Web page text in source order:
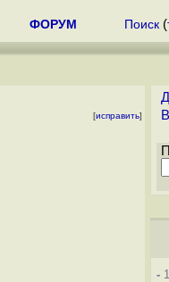
ФОРУМ Поиск (
[исправить]
-